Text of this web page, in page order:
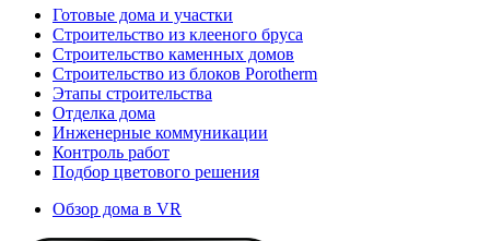
Готовые дома и участки
Строительство из клееного бруса
Строительство каменных домов
Строительство из блоков Porotherm
Этапы строительства
Отделка дома
Инженерные коммуникации
Контроль работ
Подбор цветового решения
Обзор дома в VR